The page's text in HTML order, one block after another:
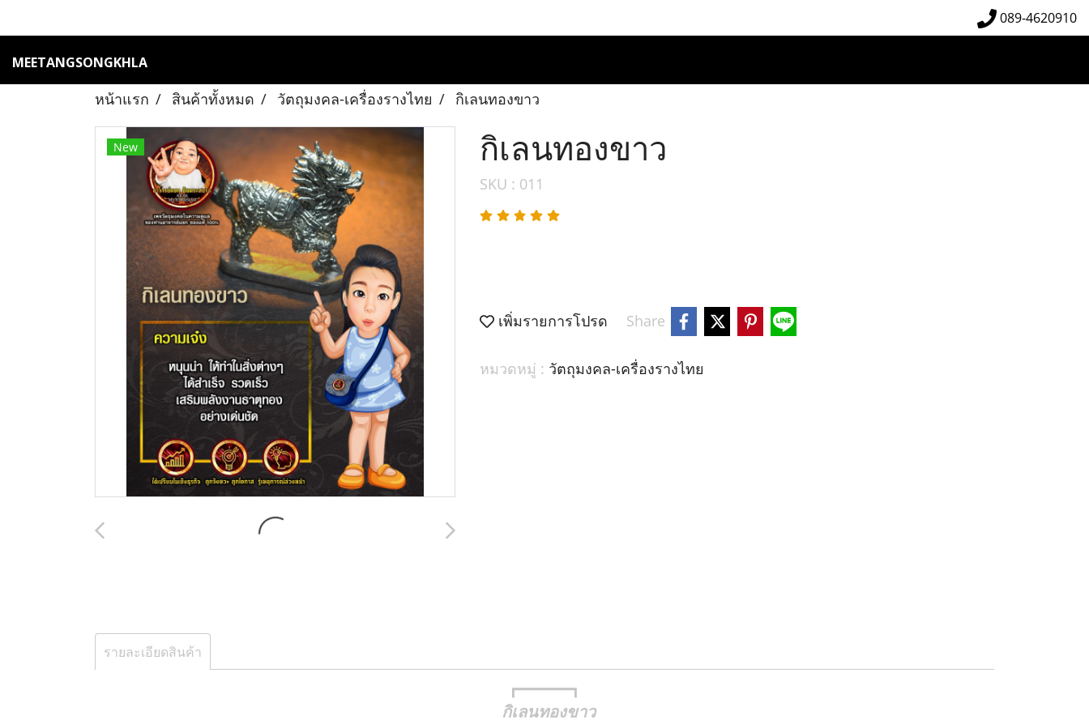
089-4620910
MEETANGSONGKHLA
หน้าแรก สินค้าทั้งหมด วัตถุมงคล-เครื่องรางไทย กิเลนทองขาว
New กิเลนทองขาว
SKU : 011
เพิ่มรายการโปรด Share
หมวดหมู่ : วัตถุมงคล-เครื่องรางไทย
รายละเอียดสินค้า
┏━━━━━━┓
กิเลนทองขาว